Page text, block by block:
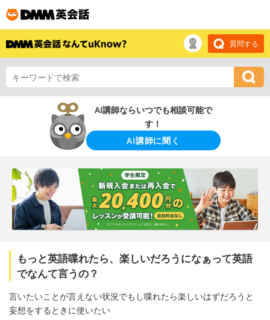
質問する
AI講師ならいつでも相談可能で
す！
AI講師に聞く
もっと英語喋れたら、楽しいだろうになぁって英語
でなんて言うの？
言いたいことが言えない状況でもし喋れたら楽しいはずだろうと
妄想をするときに使いたい